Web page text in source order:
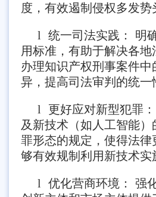
度，有效遏制侵权多发势
l 统一司法实践： 明
用标准，有助于解决各
办理知识产权刑事案件中
异，提高司法审判的统一
l 更好应对新型犯罪
及新技术（如人工智能
罪形态的规定，使得法律
够有效规制利用新技术实
l 优化营商环境： 强